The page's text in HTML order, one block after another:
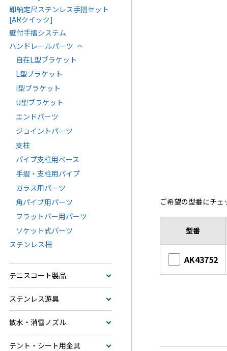
即納定尺ステンレス手摺セット
[ARクイック]
壁付手摺システム
ハンドレールパーツ
自在L型ブラケット
L型ブラケット
I型ブラケット
U型ブラケット
エンドパーツ
ジョイントパーツ
支柱
パイプ支柱用ベース
手摺・支柱用パイプ
ガラス用パーツ
角パイプ用パーツ
フラットバー用パーツ
ソケット式パーツ
ステンレス柵
テニスコート製品
ステンレス遊具
散水・消雪ノズル
テント・シート用金具
ご希望の型番にチ
型番
AK43752